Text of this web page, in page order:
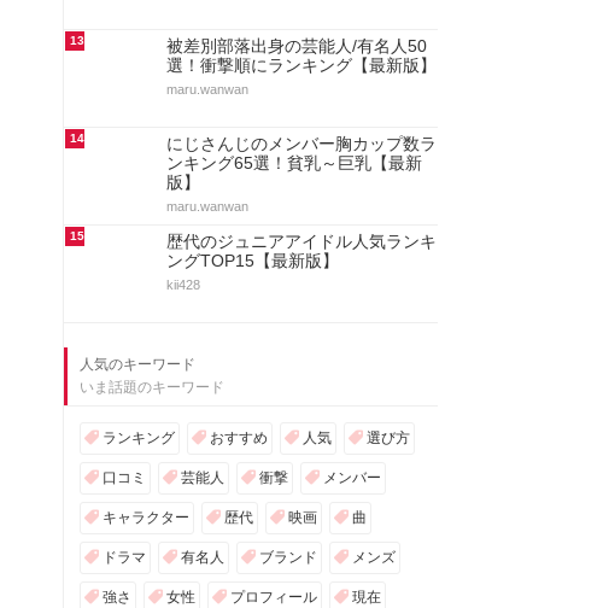
13
被差別部落出身の芸能人/有名人50
選！衝撃順にランキング【最新版】
maru.wanwan
14
にじさんじのメンバー胸カップ数ラ
ンキング65選！貧乳～巨乳【最新
版】
maru.wanwan
15
歴代のジュニアアイドル人気ランキ
ングTOP15【最新版】
kii428
人気のキーワード
いま話題のキーワード
ランキング おすすめ 人気 選び方
口コミ 芸能人 衝撃 メンバー
キャラクター 歴代 映画 曲
ドラマ 有名人 ブランド メンズ
強さ 女性 プロフィール 現在